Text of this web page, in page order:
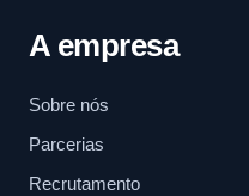
A empresa
Sobre nós
Parcerias
Recrutamento